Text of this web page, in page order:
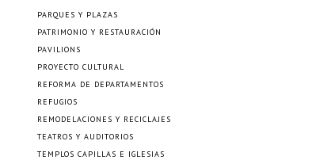
PARQUES Y PLAZAS
PATRIMONIO Y RESTAURACIÓN
PAVILIONS
PROYECTO CULTURAL
REFORMA DE DEPARTAMENTOS
REFUGIOS
REMODELACIONES Y RECICLAJES
TEATROS Y AUDITORIOS
TEMPLOS CAPILLAS E IGLESIAS